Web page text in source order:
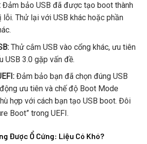
Đảm bảo USB đã được tạo boot thành
lỗi. Thử lại với USB khác hoặc phần
Thử cắm USB vào cổng khác, ưu tiên
USB 3.0 gặp vấn đề.
Đảm bảo bạn đã chọn đúng USB
ưu tiên và chế độ Boot Mode
hợp với cách bạn tạo USB boot. Đôi
Boot” trong UEFI.
Được Ổ Cứng: Liệu Có Khó?